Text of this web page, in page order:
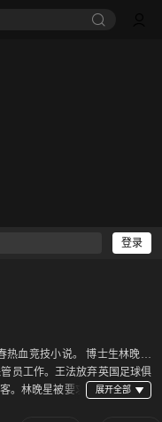
登录
热血竞技小说。 博士生林晚星
员工作。王法放弃英国足球俱
。林晚星被要求